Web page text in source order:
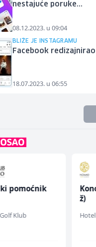
nestajuće poruke...
08.12.2023. u 09:04
BLIŽE JE INSTAGRAMU
Facebook
18.07.2023. u 06:55
pomoćnik
Klub
ž)